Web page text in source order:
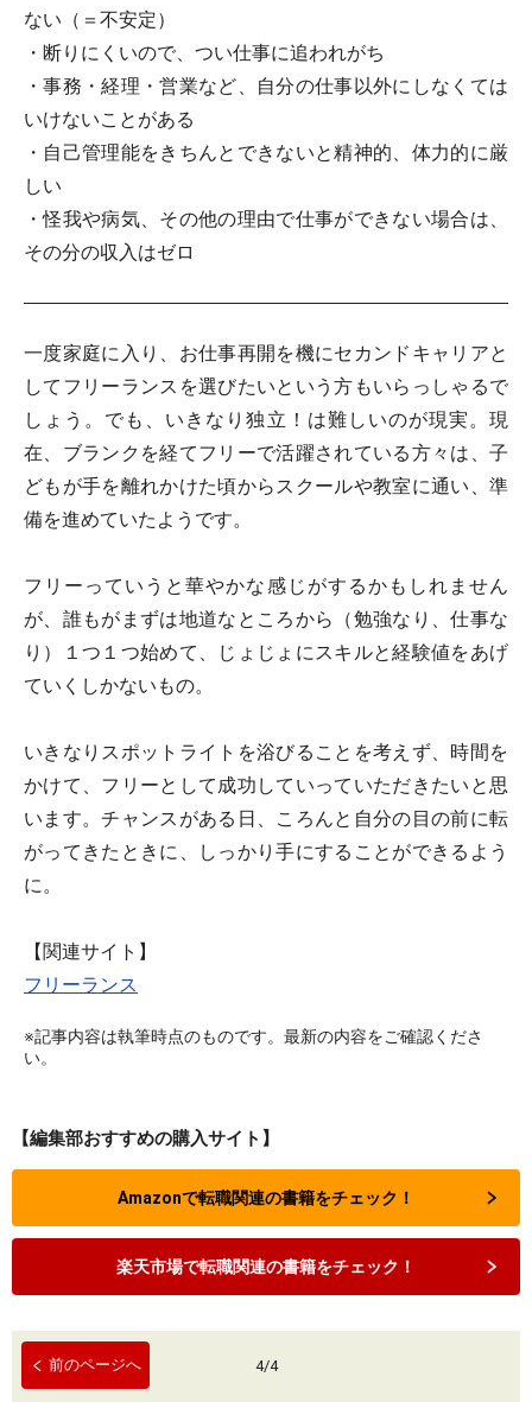
ない（＝不安定）
・断りにくいので、つい仕事に追われがち
・事務・経理・営業など、自分の仕事以外にしなくては
いけないことがある
・自己管理能をきちんとできないと精神的、体力的に厳
しい
・怪我や病気、その他の理由で仕事ができない場合は、
その分の収入はゼロ
一度家庭に入り、お仕事再開を機にセカンドキャリアと
してフリーランスを選びたいという方もいらっしゃるで
しょう。でも、いきなり独立！は難しいのが現実。現
在、ブランクを経てフリーで活躍されている方々は、子
どもが手を離れかけた頃からスクールや教室に通い、準
備を進めていたようです。
フリーっていうと華やかな感じがするかもしれません
が、誰もがまずは地道なところから（勉強なり、仕事な
り）１つ１つ始めて、じょじょにスキルと経験値をあげ
ていくしかないもの。
いきなりスポットライトを浴びることを考えず、時間を
かけて、フリーとして成功していっていただきたいと思
います。チャンスがある日、ころんと自分の目の前に転
がってきたときに、しっかり手にすることができるよう
に。
【関連サイト】
フリーランス
※記事内容は執筆時点のものです。最新の内容をご確認くださ
い。
【編集部おすすめの購入サイト】
Amazonで転職関連の書籍をチェック！
楽天市場で転職関連の書籍をチェック！
前のページへ 4/4